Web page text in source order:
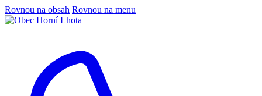
Rovnou na obsah Rovnou na menu